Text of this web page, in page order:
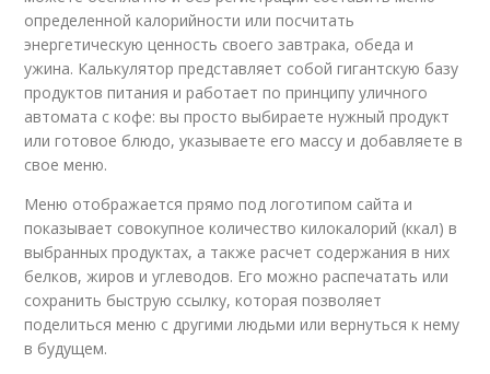
определенной калорийности или посчитать
энергетическую ценность своего завтрака, обеда и
ужина. Калькулятор представляет собой гигантскую базу
продуктов питания и работает по принципу уличного
автомата с кофе: вы просто выбираете нужный продукт
или готовое блюдо, указываете его массу и добавляете в
свое меню.
Меню отображается прямо под логотипом сайта и
показывает совокупное количество килокалорий (ккал) в
выбранных продуктах, а также расчет содержания в них
белков, жиров и углеводов. Его можно распечатать или
сохранить быструю ссылку, которая позволяет
поделиться меню с другими людьми или вернуться к нему
в будущем.